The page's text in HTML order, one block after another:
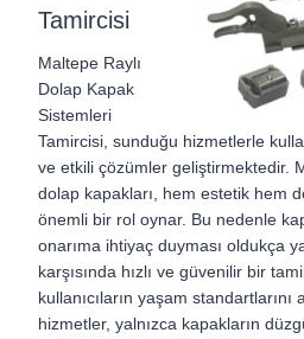
Tamircisi
Maltepe Raylı
Dolap Kapak
Sistemleri
Tamircisi , sunduğu hizmetlerle
ve etkili çözümler geliştirmektedir.
dolap kapakları, hem estetik hem
önemli bir rol oynar. Bu nedenle
onarıma ihtiyaç duyması oldukça
karşısında hızlı ve güvenilir bir
kullanıcıların yaşam standartlarını
hizmetler, yalnızca kapakların